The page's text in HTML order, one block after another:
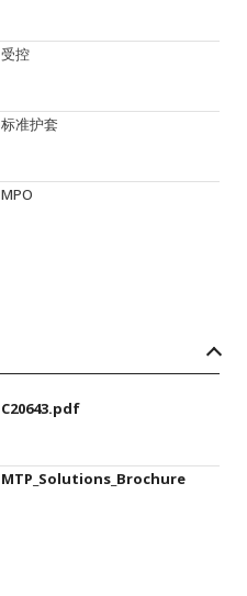
受控
标准护套
MPO
C20643.pdf
MTP_Solutions_Brochure